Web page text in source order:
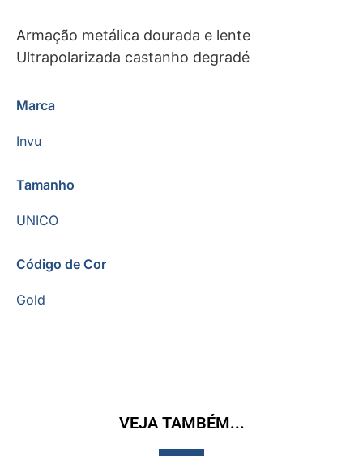
Armação metálica dourada e lente
Ultrapolarizada castanho degradé
Marca
Invu
Tamanho
UNICO
Código de Cor
Gold
VEJA TAMBÉM...